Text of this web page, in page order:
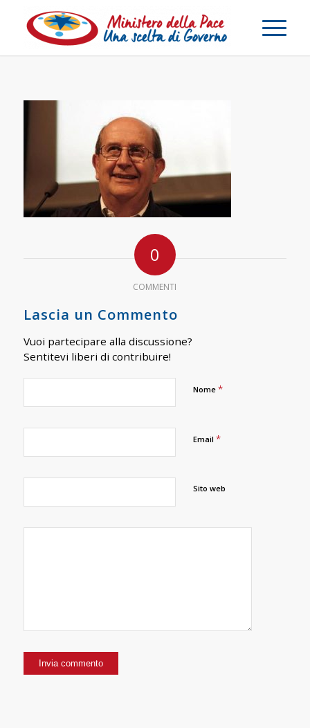
0
COMMENTI
Lascia un Commento
Vuoi partecipare alla discussione?
Sentitevi liberi di contribuire!
Nome *
Email *
Sito web